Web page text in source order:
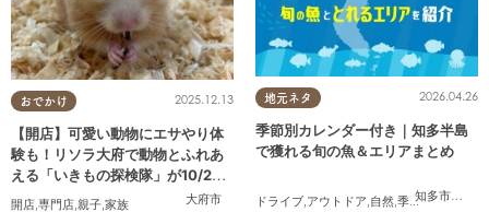
おでかけ
大府市
2025.12.13
【開店】可愛い動物にエサやり体
験も！リソラ大府で動物とふれあ
える「いきもの探検隊」が10/24
(金)オープン
開店,専門店,親子,家族
地元ネタ
知多市半田
2026.04.26
季節別カレンダー付き｜知多半島
で獲れる旬の魚＆エリアまとめ
ドライブ,アウトドア,自然,季節ネタ